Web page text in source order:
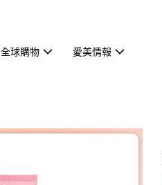
全球購物 愛美情報